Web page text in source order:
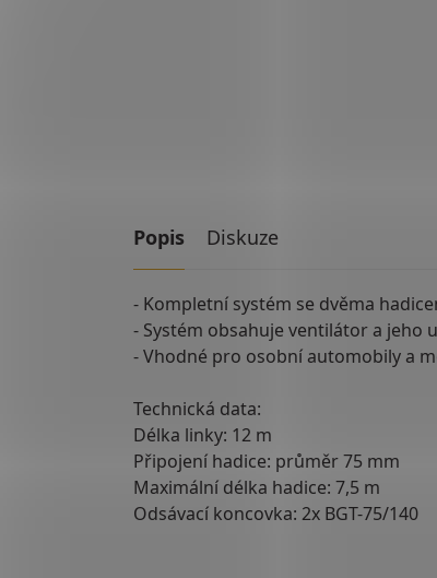
Popis Diskuze
- Kompletní systém se dvěma
- Systém obsahuje ventilátor a jeho
- Vhodné pro osobní automobily a
Technická data:
Délka linky: 12 m
Připojení hadice: průměr 75 mm
Maximální délka hadice: 7,5 m
Odsávací koncovka: 2x BGT-75/140